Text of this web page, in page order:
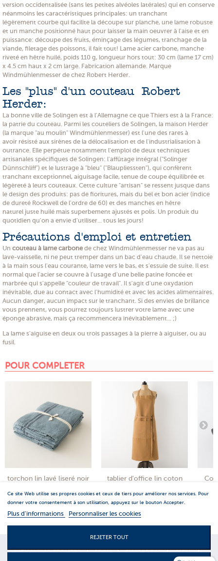
A PROPOS
LE SHOWROOM
version occidentalisée (sans les petites alvéoles latérales) qui en conserve
néanmoins les caractéristiques principales: un tranchant
légèrement courbe qui facilite la découpe sur planche, une lame robuste
et un manche positionné haut pour laisser la main oeuvrer à l'aise et en
puissance: découpe des fruits, éminçage des légumes, tranchage de la
viande, filetage des poissons, il fait tout! Lame acier carbone, manche
riveté en hêtre huilé, poids 110 g, longueur hors tout: 30 cm (lame 17 cm)
x 4.5 cm haut x 2 cm large. Fabrication allemande. Marque
Windmühlenmesser de chez Robert Herder.
Les "plus" d'un couteau Robert
Herder:
La bonne ville de Solingen est à l'Allemagne ce que Thiers est à la France:
la patrie du couteau. Parmi les couteliers de Solingen, la maison Herder
(la marque "au moulin" Windmühlenmesser) est l'une des rares à
avoir résisté aux sirènes de la délocalisation et de l'industrialisation à
outrance. Elle perpétue notamment l'emploi de deux techniques
artisanales spécifiques de Solingen: l'affûtage intégral ("Solinger
Dünnschliff") et le lustrage à "bleu" ("Blaupliessten"), qui confèrent
tranchant exceptionnel, aiguisage facile, tenue de coupe équilibrée et
légèreté à leurs couteaux. Cette culture "artisan" se ressent jusque dans
le design des produits: pas de fioritures, mais du bel et bon acier (indice
de dureté Rockwell de l'ordre de 60) et des manches en hêtre
naturel juste huilé mais superbement ajustés et polis. Un produit du
quotidien qu'on a envie d'utiliser... tous les jours!
Précautions d'emploi et entretien
Un couteau à lame carbone de chez Windmühlenmesser ne va pas au
lave-vaisselle, ni ne peut tremper dans un bac d'eau chaude. Il se nettoie
à la main sous l'eau courante, lame vers le bas, et s'essuie de suite. Il est
normal que l'acier se couvre à l'usage d'une belle patine foncée et
marbrée qui s'appelle "couleur de travail". Il s'agit d'une oxydation
inévitable, due au contact avec l'humidité et avec les acides alimentaires.
Aucun danger, aucun impact sur le tranchant. Si des envies de brillance
vous prennent, vous pourrez toujours lustrer votre lame avec une
éponge abrasive, mais ça recommencera inévitablement... ;)
La lame s'aiguise en deux ou trois passages à la pierre à aiguiser, ou au
fusil.
POUR COMPLETER
torchon lin lavé liseré noir tablier d'office lin coton
MENTIONS LEGALES|S.A.V.|LIVRAISON|C.G.V|
Ce site Web utilise ses propres cookies et ceux de tiers pour améliorer nos services. Pour
donner votre consentement à son utilisation, appuyez sur le bouton Accepter.
Plus d'informations Personnaliser les cookies
REJETER TOUT